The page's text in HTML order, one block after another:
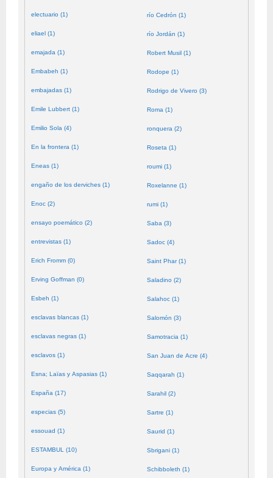
electuario (1)
eliael (1)
emajada (1)
Embabeh (1)
embajadas (1)
Emile Lubbert (1)
Emilio Sola (4)
En la frontera (1)
Eneas (1)
engaño de los derviches (1)
Enoc (2)
ensayo poemático (2)
entrevistas (1)
Erich Fromm (0)
Erving Goffman (0)
Esbeh (1)
esclavas blancas (1)
esclavas negras (1)
esclavos (1)
Esna; Laïas y Aspasias (1)
España (17)
especias (5)
essouad (1)
ESTAMBUL (10)
Europa y América (1)
río Cedrón (1)
río Jordán (1)
Robert Musil (1)
Rodope (1)
Rodrigo de Vivero (3)
Roma (1)
ronquera (2)
Roseta (1)
roumi (1)
Roxelanne (1)
rumi (1)
Saba (3)
Sadoc (4)
Saint Phar (1)
Saladino (2)
Salahoc (1)
Salomón (3)
Samotracia (1)
San Juan de Acre (4)
Saqqarah (1)
Sarahil (2)
Sartre (1)
Saurid (1)
Sbrigani (1)
Schibboleth (1)